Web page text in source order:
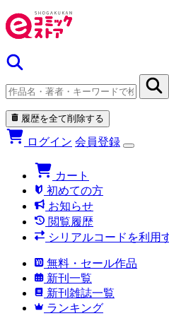
履歴を全て削除する
ログイン 会員登録
カート
初めての方
お知らせ
閲覧履歴
シリアルコードを利用
無料・セール作品
新刊一覧
新刊雑誌一覧
ランキング